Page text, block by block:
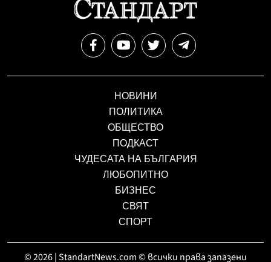
НОВИНИ
ПОЛИТИКА
ОБЩЕСТВО
ПОДКАСТ
ЧУДЕСАТА НА БЪЛГАРИЯ
ЛЮБОПИТНО
БИЗНЕС
СВЯТ
СПОРТ
© 2026 | StandartNews.com © всички права запазени